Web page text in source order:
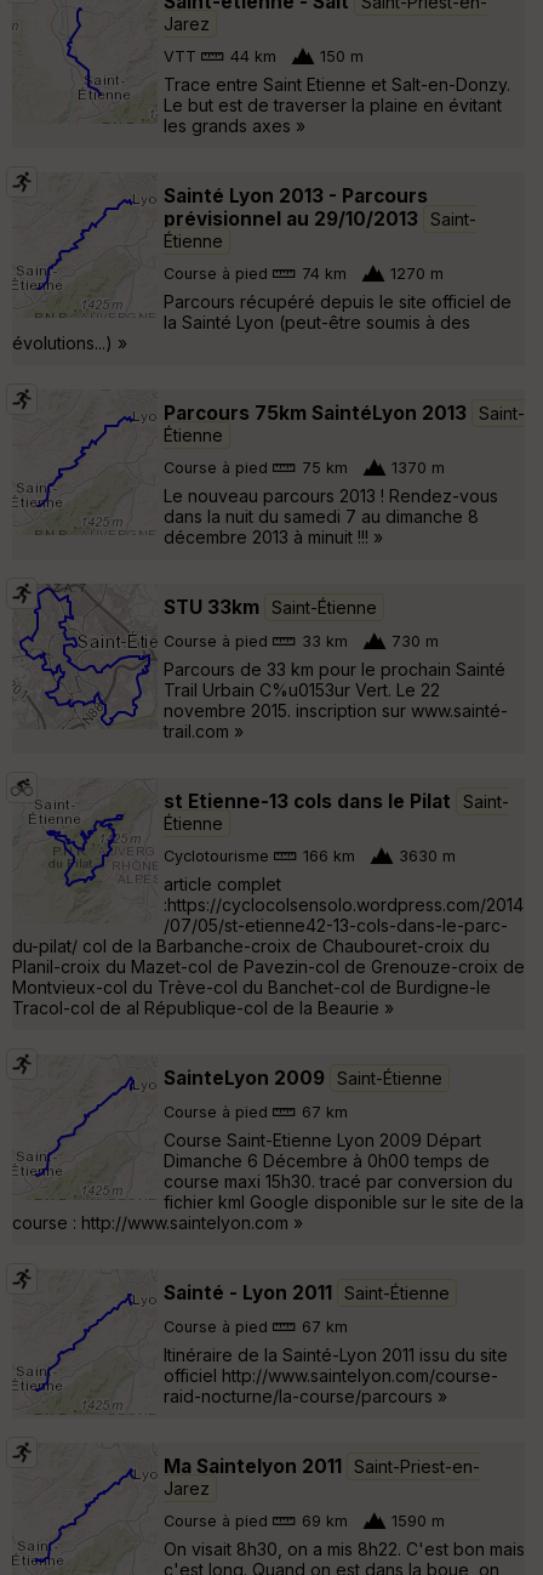
Jarez
VTT 44 km 150 m
Trace entre Saint Etienne et Salt-en-Donzy.
Le but est de traverser la plaine en évitant
les grands axes »
Sainté Lyon 2013 - Parcours
prévisionnel au 29/10/2013
Saint-
Étienne
Course à pied 74 km 1270 m
Parcours récupéré depuis le site officiel de
la Sainté Lyon (peut-être soumis à des
évolutions...) »
Parcours 75km SaintéLyon 2013
Saint-
Étienne
Course à pied 75 km 1370 m
Le nouveau parcours 2013 ! Rendez-vous
dans la nuit du samedi 7 au dimanche 8
décembre 2013 à minuit !!! »
STU 33km Saint-Étienne
Course à pied 33 km 730 m
Parcours de 33 km pour le prochain Sainté
Trail Urbain C%u0153ur Vert. Le 22
novembre 2015. inscription sur www.sainté-
trail.com »
st Etienne-13 cols dans le Pilat
Saint-
Étienne
Cyclotourisme 166 km 3630 m
article complet
:https://cyclocolsensolo.wordpress.com/2014
/07/05/st-etienne42-13-cols-dans-le-parc-
du-pilat/ col de la Barbanche-croix de Chaubouret-croix du
Planil-croix du Mazet-col de Pavezin-col de Grenouze-croix de
Montvieux-col du Trève-col du Banchet-col de Burdigne-le
Tracol-col de al République-col de la Beaurie »
SainteLyon 2009 Saint-Étienne
Course à pied 67 km
Course Saint-Etienne Lyon 2009 Départ
Dimanche 6 Décembre à 0h00 temps de
course maxi 15h30. tracé par conversion du
fichier kml Google disponible sur le site de la
course : http://www.saintelyon.com »
Sainté - Lyon 2011 Saint-Étienne
Course à pied 67 km
Itinéraire de la Sainté-Lyon 2011 issu du site
officiel http://www.saintelyon.com/course-
raid-nocturne/la-course/parcours »
Ma Saintelyon 2011
Saint-Priest-en-
Jarez
Course à pied 69 km 1590 m
On visait 8h30, on a mis 8h22. C'est bon mais
c'est long. Quand on est dans la boue, on